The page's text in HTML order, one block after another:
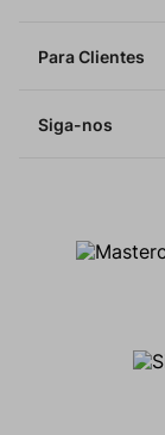
Para Clientes
Siga-nos